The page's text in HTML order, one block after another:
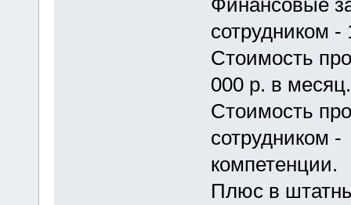
Финансовые
сотрудником -
Стоимость
000 р. в месяц.
Стоимость
сотрудником
компетенции.
Плюс в